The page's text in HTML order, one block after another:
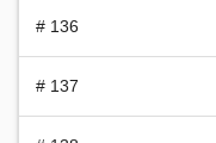
# 136
# 137